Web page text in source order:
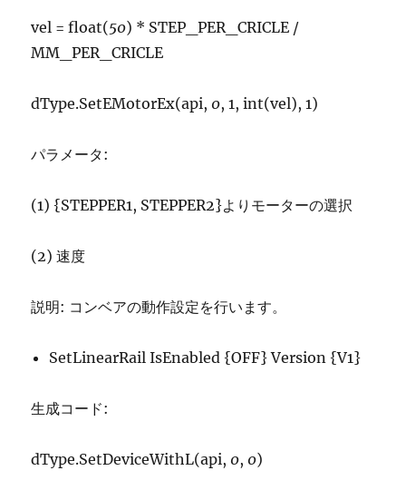
vel = float(50) * STEP_PER_CRICLE /
MM_PER_CRICLE
dType.SetEMotorEx(api,0, 1, int(vel), 1)
パラメータ:
(1) {STEPPER1, STEPPER2}よりモーターの選択
(2) 速度
説明: コンベアの動作設定を行います。
SetLinearRail IsEnabled {OFF} Version {V1}
生成コード:
dType.SetDeviceWithL(api,0,0)